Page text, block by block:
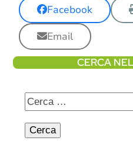
Facebook
Email
CERCA